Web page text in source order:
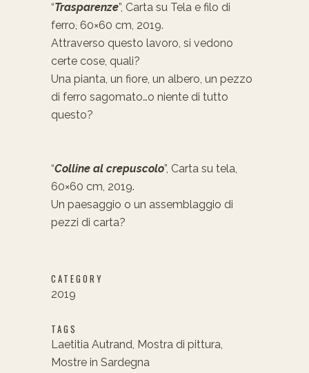
“Trasparenze”, Carta su Tela e filo di
ferro, 60×60 cm, 2019.
Attraverso questo lavoro, si vedono
certe cose, quali?
Una pianta, un fiore, un albero, un pezzo
di ferro sagomato…o niente di tutto
questo?
“Colline al crepuscolo”, Carta su tela,
60×60 cm, 2019.
Un paesaggio o un assemblaggio di
pezzi di carta?
CATEGORY
2019
TAGS
Laetitia Autrand, Mostra di pittura,
Mostre in Sardegna